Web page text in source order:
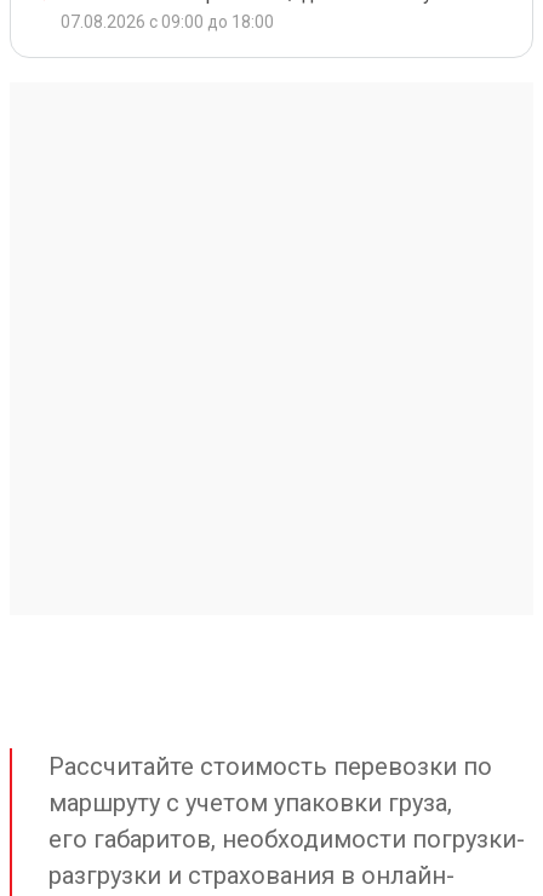
07.08.2026 с 09:00 до 18:00
Рассчитайте стоимость перевозки по
маршруту с учетом упаковки груза,
его габаритов, необходимости погрузки-
разгрузки и страхования в онлайн-